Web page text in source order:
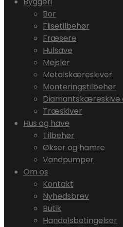
Bor
Flisetilbehør
Fræsere
Hulsave
Mejsler
Metalskæreskiver
Monteringstilbehør
Diamantskæreskive
Træskiver
Hus og have
Tilbehør
Økser og hamre
Vandpumper
Om os
Kontakt
Nyhedsbrev
Butik
Handelsbetingelser